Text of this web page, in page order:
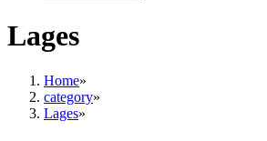
Lages
Home»
category»
Lages»